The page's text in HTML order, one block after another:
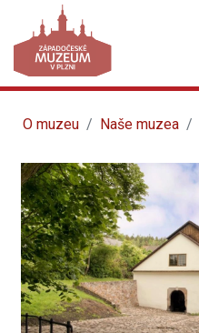
O muzeu Naše muzea